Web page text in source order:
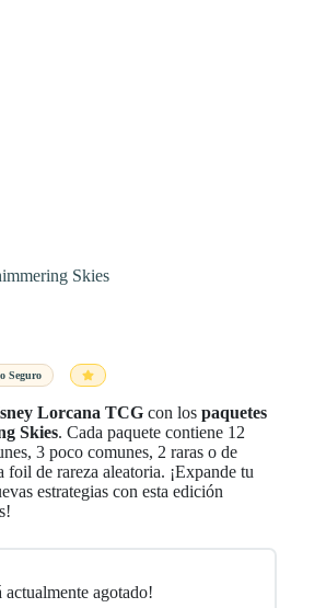
Skies
Seguro
Lorcana TCG con los paquetes
Skies. Cada paquete contiene 12
3 poco comunes, 2 raras o de
foil de rareza aleatoria. ¡Expande tu
estrategias con esta edición
actualmente agotado!